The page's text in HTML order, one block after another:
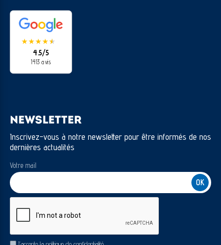
★★★★★
★
4.5/5
1413 avis
NEWSLETTER
Inscrivez-vous à notre newsletter pour être informés de nos
dernières actualités
Votre mail